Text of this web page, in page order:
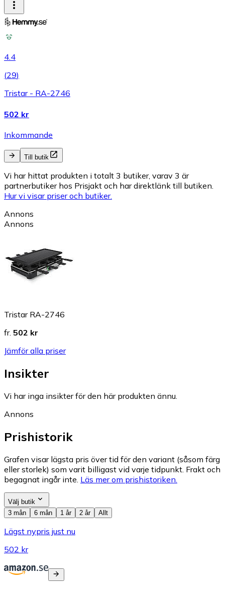
4.4
(29)
Tristar - RA-2746
502 kr
Inkommande
Till butik
Vi har hittat produkten i totalt 3 butiker, varav 3 är
partnerbutiker hos Prisjakt och har direktlänk till butiken.
Hur vi visar priser och butiker.
Annons
Annons
Tristar RA-2746
fr. 502 kr
Jämför alla priser
Insikter
Vi har inga insikter för den här produkten ännu.
Annons
Prishistorik
Grafen visar lägsta pris över tid för den variant (såsom färg
eller storlek) som varit billigast vid varje tidpunkt. Frakt och
begagnat ingår inte. Läs mer om prishistoriken.
Välj butik
3 mån
6 mån 1 år 2 år Allt
Lägst nypris just nu
502 kr